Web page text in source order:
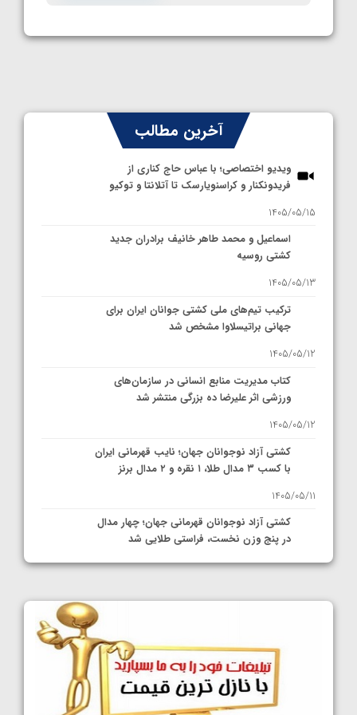
آخرین مطالب
ویدیو اختصاصی؛ با عباس حاج کناری از
فریدونکنار و کراسنویارسک تا آتلانتا و توکیو
1405/05/15
اسماعیل و محمد طاهر خانیف برادران جدید
کشتی روسیه
1405/05/13
ترکیب تیم‌های ملی کشتی جوانان ایران برای
جهانی براتیسلاوا مشخص شد
1405/05/12
کتاب مدیریت منابع انسانی در سازمان‌های
ورزشی اثر علیرضا ده بزرگی منتشر شد
1405/05/12
کشتی آزاد نوجوانان جهان؛ نایب قهرمانی ایران
با کسب ۳ مدال طلا، ۱ نقره و ۲ مدال برنز
1405/05/11
کشتی آزاد نوجوانان قهرمانی جهان؛ چهار مدال
در پنج وزن نخست، فراستی طلایی شد
1405/05/11
کشتی آزاد نوجوانان جهان؛ رقبای نمایندگان
ایران مشخص شدند
1405/05/08